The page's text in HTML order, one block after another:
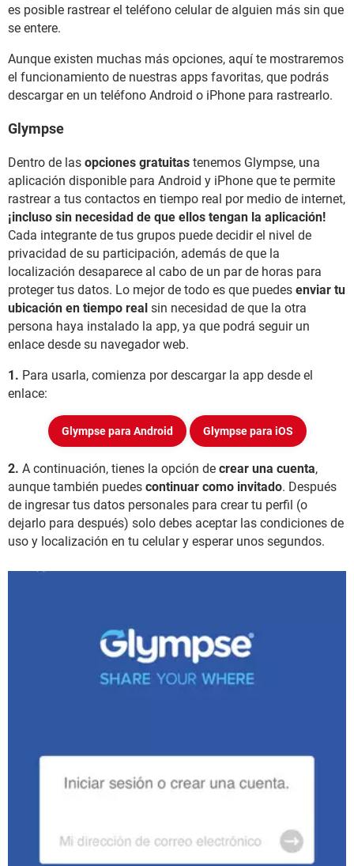
es posible rastrear el teléfono celular de alguien más sin que
se entere.
Aunque existen muchas más opciones, aquí te mostraremos
el funcionamiento de nuestras apps favoritas, que podrás
descargar en un teléfono Android o iPhone para rastrearlo.
Glympse
Dentro de las opciones gratuitas tenemos Glympse, una
aplicación disponible para Android y iPhone que te permite
rastrear a tus contactos en tiempo real por medio de internet,
¡incluso sin necesidad de que ellos tengan la aplicación!
Cada integrante de tus grupos puede decidir el nivel de
privacidad de su participación, además de que la
localización desaparece al cabo de un par de horas para
proteger tus datos. Lo mejor de todo es que puedes enviar tu
ubicación en tiempo real sin necesidad de que la otra
persona haya instalado la app, ya que podrá seguir un
enlace desde su navegador web.
1. Para usarla, comienza por descargar la app desde el
enlace:
Glympse para Android Glympse para iOS
2. A continuación, tienes la opción de crear una cuenta,
aunque también puedes continuar como invitado. Después
de ingresar tus datos personales para crear tu perfil (o
dejarlo para después) solo debes aceptar las condiciones de
uso y localización en tu celular y esperar unos segundos.